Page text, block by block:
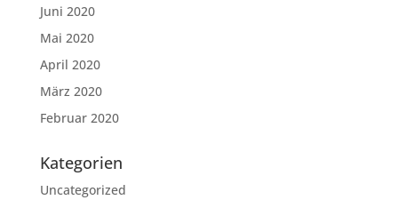
Juni 2020
Mai 2020
April 2020
März 2020
Februar 2020
Kategorien
Uncategorized